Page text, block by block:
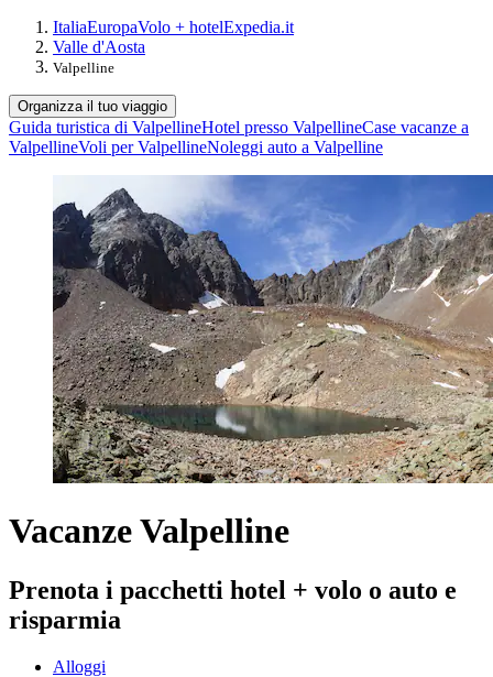
ItaliaEuropaVolo + hotelExpedia.it
Valle d'Aosta
Valpelline
Organizza il tuo viaggio
Guida turistica di ValpellineHotel presso ValpellineCase vacanze a
ValpellineVoli per ValpellineNoleggi auto a Valpelline
Vacanze Valpelline
Prenota i pacchetti hotel + volo o auto e
risparmia
Alloggi